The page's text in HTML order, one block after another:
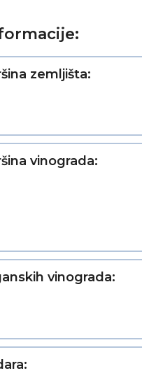
zemljišta:
vinograda:
vinograda: